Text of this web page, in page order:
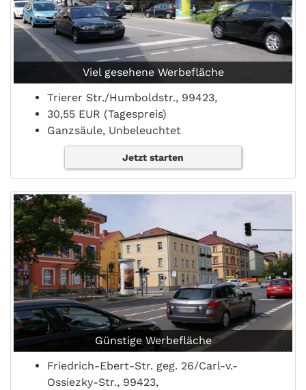
Viel gesehene Werbefläche
Trierer Str./Humboldstr., 99423,
30,55 EUR (Tagespreis)
Ganzsäule, Unbeleuchtet
Jetzt starten
Günstige Werbefläche
Friedrich-Ebert-Str. geg. 26/Carl-v.-
Ossiezky-Str., 99423,